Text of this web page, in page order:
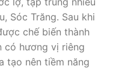
Sóc Trăng. Sau khi
chế biến thành
có hương vị riêng
tạo nên tiềm năng